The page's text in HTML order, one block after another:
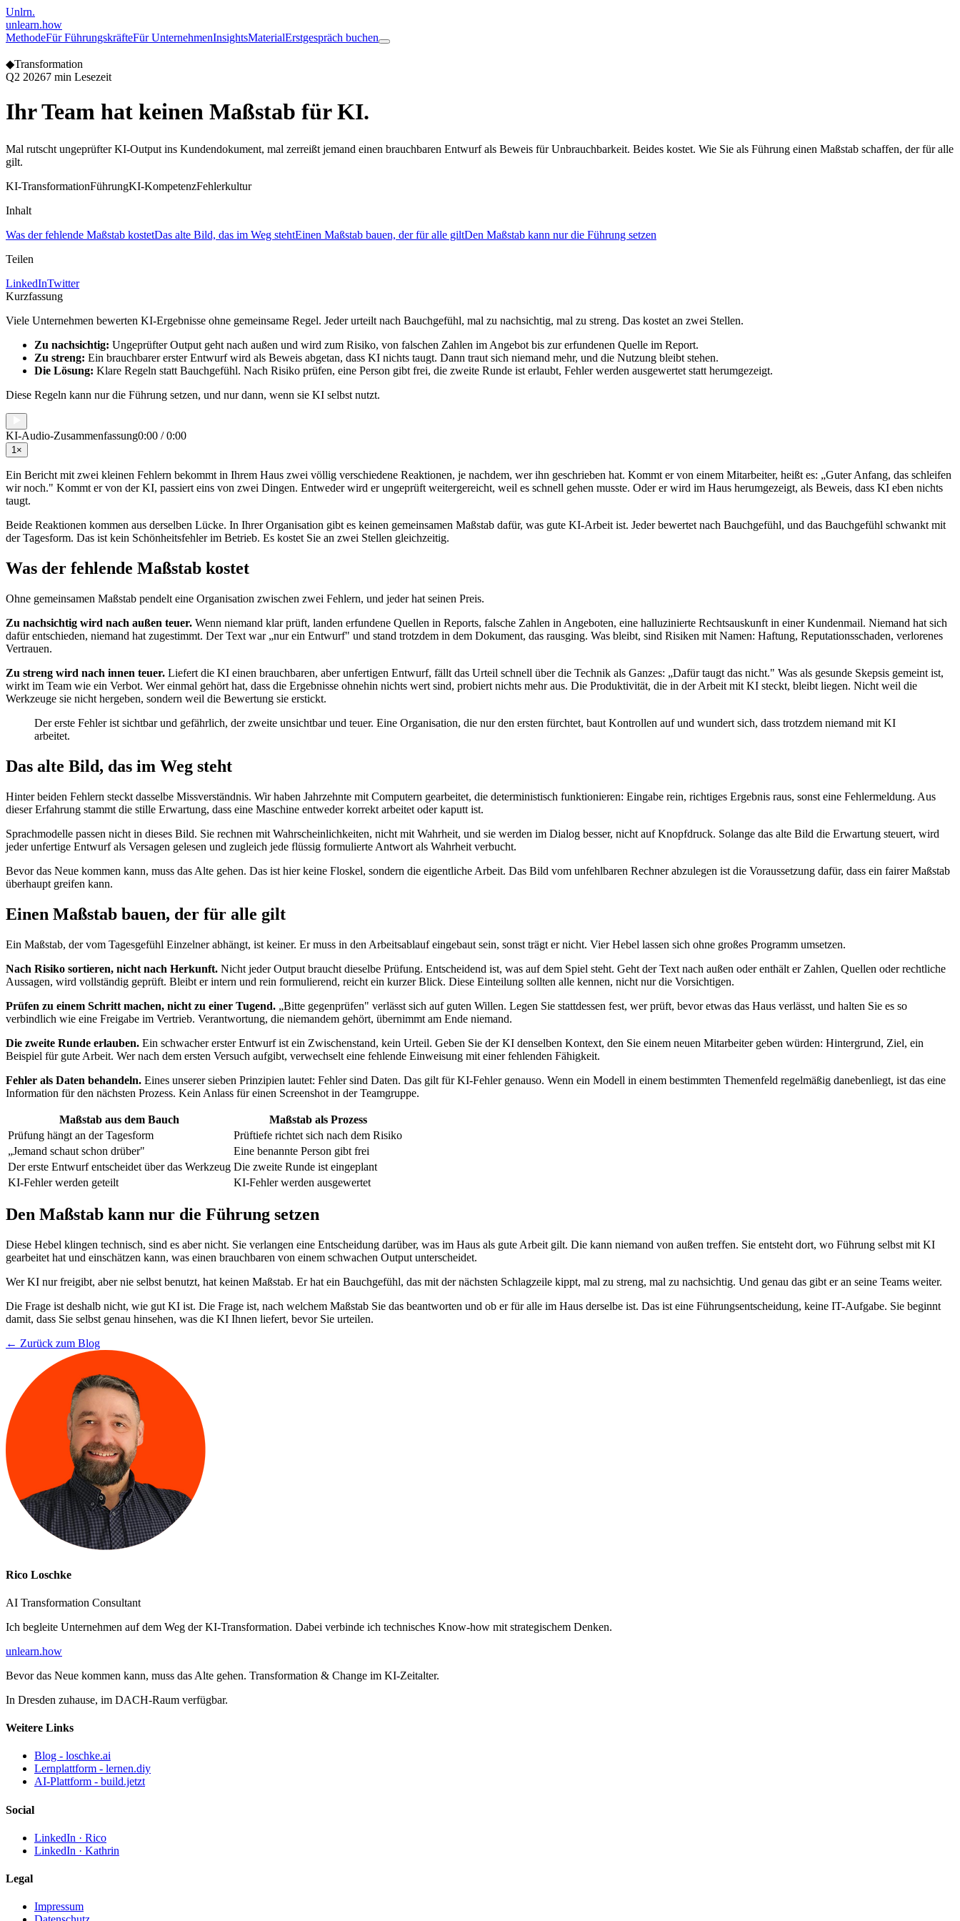
Unlrn.
unlearn.how
MethodeFür FührungskräfteFür UnternehmenInsightsMaterialErstgespräch buchen
◆Transformation
Q2 20267 min Lesezeit
Ihr Team hat keinen Maßstab für KI.
Mal rutscht ungeprüfter KI-Output ins Kundendokument, mal zerreißt jemand einen brauchbaren Entwurf als Beweis für Unbrauchbarkeit. Beides kostet. Wie Sie als Führung einen Maßstab schaffen, der für alle
gilt.
KI-TransformationFührungKI-KompetenzFehlerkultur
Inhalt
Was der fehlende Maßstab kostetDas alte Bild, das im Weg stehtEinen Maßstab bauen, der für alle giltDen Maßstab kann nur die Führung setzen
Teilen
LinkedInTwitter
Kurzfassung
Viele Unternehmen bewerten KI-Ergebnisse ohne gemeinsame Regel. Jeder urteilt nach Bauchgefühl, mal zu nachsichtig, mal zu streng. Das kostet an zwei Stellen.
Zu nachsichtig: Ungeprüfter Output geht nach außen und wird zum Risiko, von falschen Zahlen im Angebot bis zur erfundenen Quelle im Report.
Zu streng: Ein brauchbarer erster Entwurf wird als Beweis abgetan, dass KI nichts taugt. Dann traut sich niemand mehr, und die Nutzung bleibt stehen.
Die Lösung: Klare Regeln statt Bauchgefühl. Nach Risiko prüfen, eine Person gibt frei, die zweite Runde ist erlaubt, Fehler werden ausgewertet statt herumgezeigt.
Diese Regeln kann nur die Führung setzen, und nur dann, wenn sie KI selbst nutzt.
KI-Audio-Zusammenfassung0:00 /0:00
1×
Ein Bericht mit zwei kleinen Fehlern bekommt in Ihrem Haus zwei völlig verschiedene Reaktionen, je nachdem, wer ihn geschrieben hat. Kommt er von einem Mitarbeiter, heißt es: „Guter Anfang, das schleifen
wir noch." Kommt er von der KI, passiert eins von zwei Dingen. Entweder wird er ungeprüft weitergereicht, weil es schnell gehen musste. Oder er wird im Haus herumgezeigt, als Beweis, dass KI eben nichts
taugt.
Beide Reaktionen kommen aus derselben Lücke. In Ihrer Organisation gibt es keinen gemeinsamen Maßstab dafür, was gute KI-Arbeit ist. Jeder bewertet nach Bauchgefühl, und das Bauchgefühl schwankt mit
der Tagesform. Das ist kein Schönheitsfehler im Betrieb. Es kostet Sie an zwei Stellen gleichzeitig.
Was der fehlende Maßstab kostet
Ohne gemeinsamen Maßstab pendelt eine Organisation zwischen zwei Fehlern, und jeder hat seinen Preis.
Zu nachsichtig wird nach außen teuer. Wenn niemand klar prüft, landen erfundene Quellen in Reports, falsche Zahlen in Angeboten, eine halluzinierte Rechtsauskunft in einer Kundenmail. Niemand hat sich
dafür entschieden, niemand hat zugestimmt. Der Text war „nur ein Entwurf" und stand trotzdem in dem Dokument, das rausging. Was bleibt, sind Risiken mit Namen: Haftung, Reputationsschaden, verlorenes
Vertrauen.
Zu streng wird nach innen teuer. Liefert die KI einen brauchbaren, aber unfertigen Entwurf, fällt das Urteil schnell über die Technik als Ganzes: „Dafür taugt das nicht." Was als gesunde Skepsis gemeint ist,
wirkt im Team wie ein Verbot. Wer einmal gehört hat, dass die Ergebnisse ohnehin nichts wert sind, probiert nichts mehr aus. Die Produktivität, die in der Arbeit mit KI steckt, bleibt liegen. Nicht weil die
Werkzeuge sie nicht hergeben, sondern weil die Bewertung sie erstickt.
Der erste Fehler ist sichtbar und gefährlich, der zweite unsichtbar und teuer. Eine Organisation, die nur den ersten fürchtet, baut Kontrollen auf und wundert sich, dass trotzdem niemand mit KI
arbeitet.
Das alte Bild, das im Weg steht
Hinter beiden Fehlern steckt dasselbe Missverständnis. Wir haben Jahrzehnte mit Computern gearbeitet, die deterministisch funktionieren: Eingabe rein, richtiges Ergebnis raus, sonst eine Fehlermeldung. Aus
dieser Erfahrung stammt die stille Erwartung, dass eine Maschine entweder korrekt arbeitet oder kaputt ist.
Sprachmodelle passen nicht in dieses Bild. Sie rechnen mit Wahrscheinlichkeiten, nicht mit Wahrheit, und sie werden im Dialog besser, nicht auf Knopfdruck. Solange das alte Bild die Erwartung steuert, wird
jeder unfertige Entwurf als Versagen gelesen und zugleich jede flüssig formulierte Antwort als Wahrheit verbucht.
Bevor das Neue kommen kann, muss das Alte gehen. Das ist hier keine Floskel, sondern die eigentliche Arbeit. Das Bild vom unfehlbaren Rechner abzulegen ist die Voraussetzung dafür, dass ein fairer Maßstab
überhaupt greifen kann.
Einen Maßstab bauen, der für alle gilt
Ein Maßstab, der vom Tagesgefühl Einzelner abhängt, ist keiner. Er muss in den Arbeitsablauf eingebaut sein, sonst trägt er nicht. Vier Hebel lassen sich ohne großes Programm umsetzen.
Nach Risiko sortieren, nicht nach Herkunft. Nicht jeder Output braucht dieselbe Prüfung. Entscheidend ist, was auf dem Spiel steht. Geht der Text nach außen oder enthält er Zahlen, Quellen oder rechtliche
Aussagen, wird vollständig geprüft. Bleibt er intern und rein formulierend, reicht ein kurzer Blick. Diese Einteilung sollten alle kennen, nicht nur die Vorsichtigen.
Prüfen zu einem Schritt machen, nicht zu einer Tugend. „Bitte gegenprüfen" verlässt sich auf guten Willen. Legen Sie stattdessen fest, wer prüft, bevor etwas das Haus verlässt, und halten Sie es so
verbindlich wie eine Freigabe im Vertrieb. Verantwortung, die niemandem gehört, übernimmt am Ende niemand.
Die zweite Runde erlauben. Ein schwacher erster Entwurf ist ein Zwischenstand, kein Urteil. Geben Sie der KI denselben Kontext, den Sie einem neuen Mitarbeiter geben würden: Hintergrund, Ziel, ein
Beispiel für gute Arbeit. Wer nach dem ersten Versuch aufgibt, verwechselt eine fehlende Einweisung mit einer fehlenden Fähigkeit.
Fehler als Daten behandeln. Eines unserer sieben Prinzipien lautet: Fehler sind Daten. Das gilt für KI-Fehler genauso. Wenn ein Modell in einem bestimmten Themenfeld regelmäßig danebenliegt, ist das eine
Information für den nächsten Prozess. Kein Anlass für einen Screenshot in der Teamgruppe.
Maßstab aus dem Bauch
Maßstab als Prozess
Prüfung hängt an der Tagesform
Prüftiefe richtet sich nach dem Risiko
„Jemand schaut schon drüber"
Eine benannte Person gibt frei
Der erste Entwurf entscheidet über das Werkzeug Die zweite Runde ist eingeplant
KI-Fehler werden geteilt
KI-Fehler werden ausgewertet
Den Maßstab kann nur die Führung setzen
Diese Hebel klingen technisch, sind es aber nicht. Sie verlangen eine Entscheidung darüber, was im Haus als gute Arbeit gilt. Die kann niemand von außen treffen. Sie entsteht dort, wo Führung selbst mit KI
gearbeitet hat und einschätzen kann, was einen brauchbaren von einem schwachen Output unterscheidet.
Wer KI nur freigibt, aber nie selbst benutzt, hat keinen Maßstab. Er hat ein Bauchgefühl, das mit der nächsten Schlagzeile kippt, mal zu streng, mal zu nachsichtig. Und genau das gibt er an seine Teams weiter.
Die Frage ist deshalb nicht, wie gut KI ist. Die Frage ist, nach welchem Maßstab Sie das beantworten und ob er für alle im Haus derselbe ist. Das ist eine Führungsentscheidung, keine IT-Aufgabe. Sie beginnt
damit, dass Sie selbst genau hinsehen, was die KI Ihnen liefert, bevor Sie urteilen.
← Zurück zum Blog
Rico Loschke
AI Transformation Consultant
Ich begleite Unternehmen auf dem Weg der KI-Transformation. Dabei verbinde ich technisches Know-how mit strategischem Denken.
unlearn.how
Bevor das Neue kommen kann, muss das Alte gehen. Transformation & Change im KI-Zeitalter.
In Dresden zuhause, im DACH-Raum verfügbar.
Weitere Links
Blog - loschke.ai
Lernplattform - lernen.diy
AI-Plattform - build.jetzt
Social
LinkedIn · Rico
LinkedIn · Kathrin
Legal
Impressum